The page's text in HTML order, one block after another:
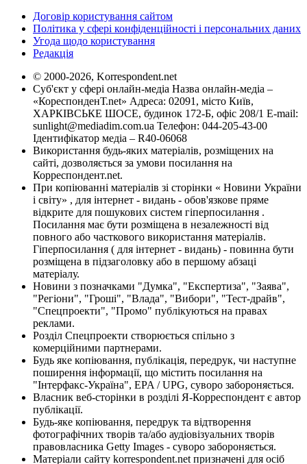
Договір користування сайтом
Політика у сфері конфіденційності і персональних даних
Угода щодо користування
Редакція
© 2000-2026, Korrespondent.net
Суб'єкт у сфері онлайн-медіа Назва онлайн-медіа –
«КореспонденТ.net» Адреса: 02091, місто Київ,
ХАРКІВСЬКЕ ШОСЕ, будинок 172-Б, офіс 208/1 E-mail:
sunlight@mediadim.com.ua Телефон: 044-205-43-00
Ідентифікатор медіа – R40-06068
Використання будь-яких матеріалів, розміщених на
сайті, дозволяється за умови посилання на
Корреспондент.net.
При копіюванні матеріалів зі сторінки « Новини України
і світу» , для інтернет - видань - обов'язкове пряме
відкрите для пошукових систем гіперпосилання .
Посилання має бути розміщена в незалежності від
повного або часткового використання матеріалів.
Гіперпосилання ( для інтернет - видань) - повинна бути
розміщена в підзаголовку або в першому абзаці
матеріалу.
Новини з позначками "Думка", "Експертиза", "Заява",
"Регіони", "Гроші", "Влада", "Вибори", "Тест-драйв",
"Спецпроекти", "Промо" публікуються на правах
реклами.
Розділ Спецпроекти створюється спільно з
комерційними партнерами.
Будь яке копіювання, публікація, передрук, чи наступне
поширення інформації, що містить посилання на
"Інтерфакс-Україна", EPA / UPG, суворо забороняється.
Власник веб-сторінки в розділі Я-Корреспондент є автор
публікації.
Будь-яке копіювання, передрук та відтворення
фотографічних творів та/або аудіовізуальних творів
правовласника Getty Images - суворо забороняється.
Матеріали сайту korrespondent.net призначені для осіб